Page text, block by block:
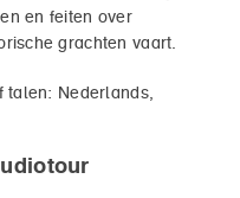
en feiten over
grachten vaart.
talen: Nederlands,